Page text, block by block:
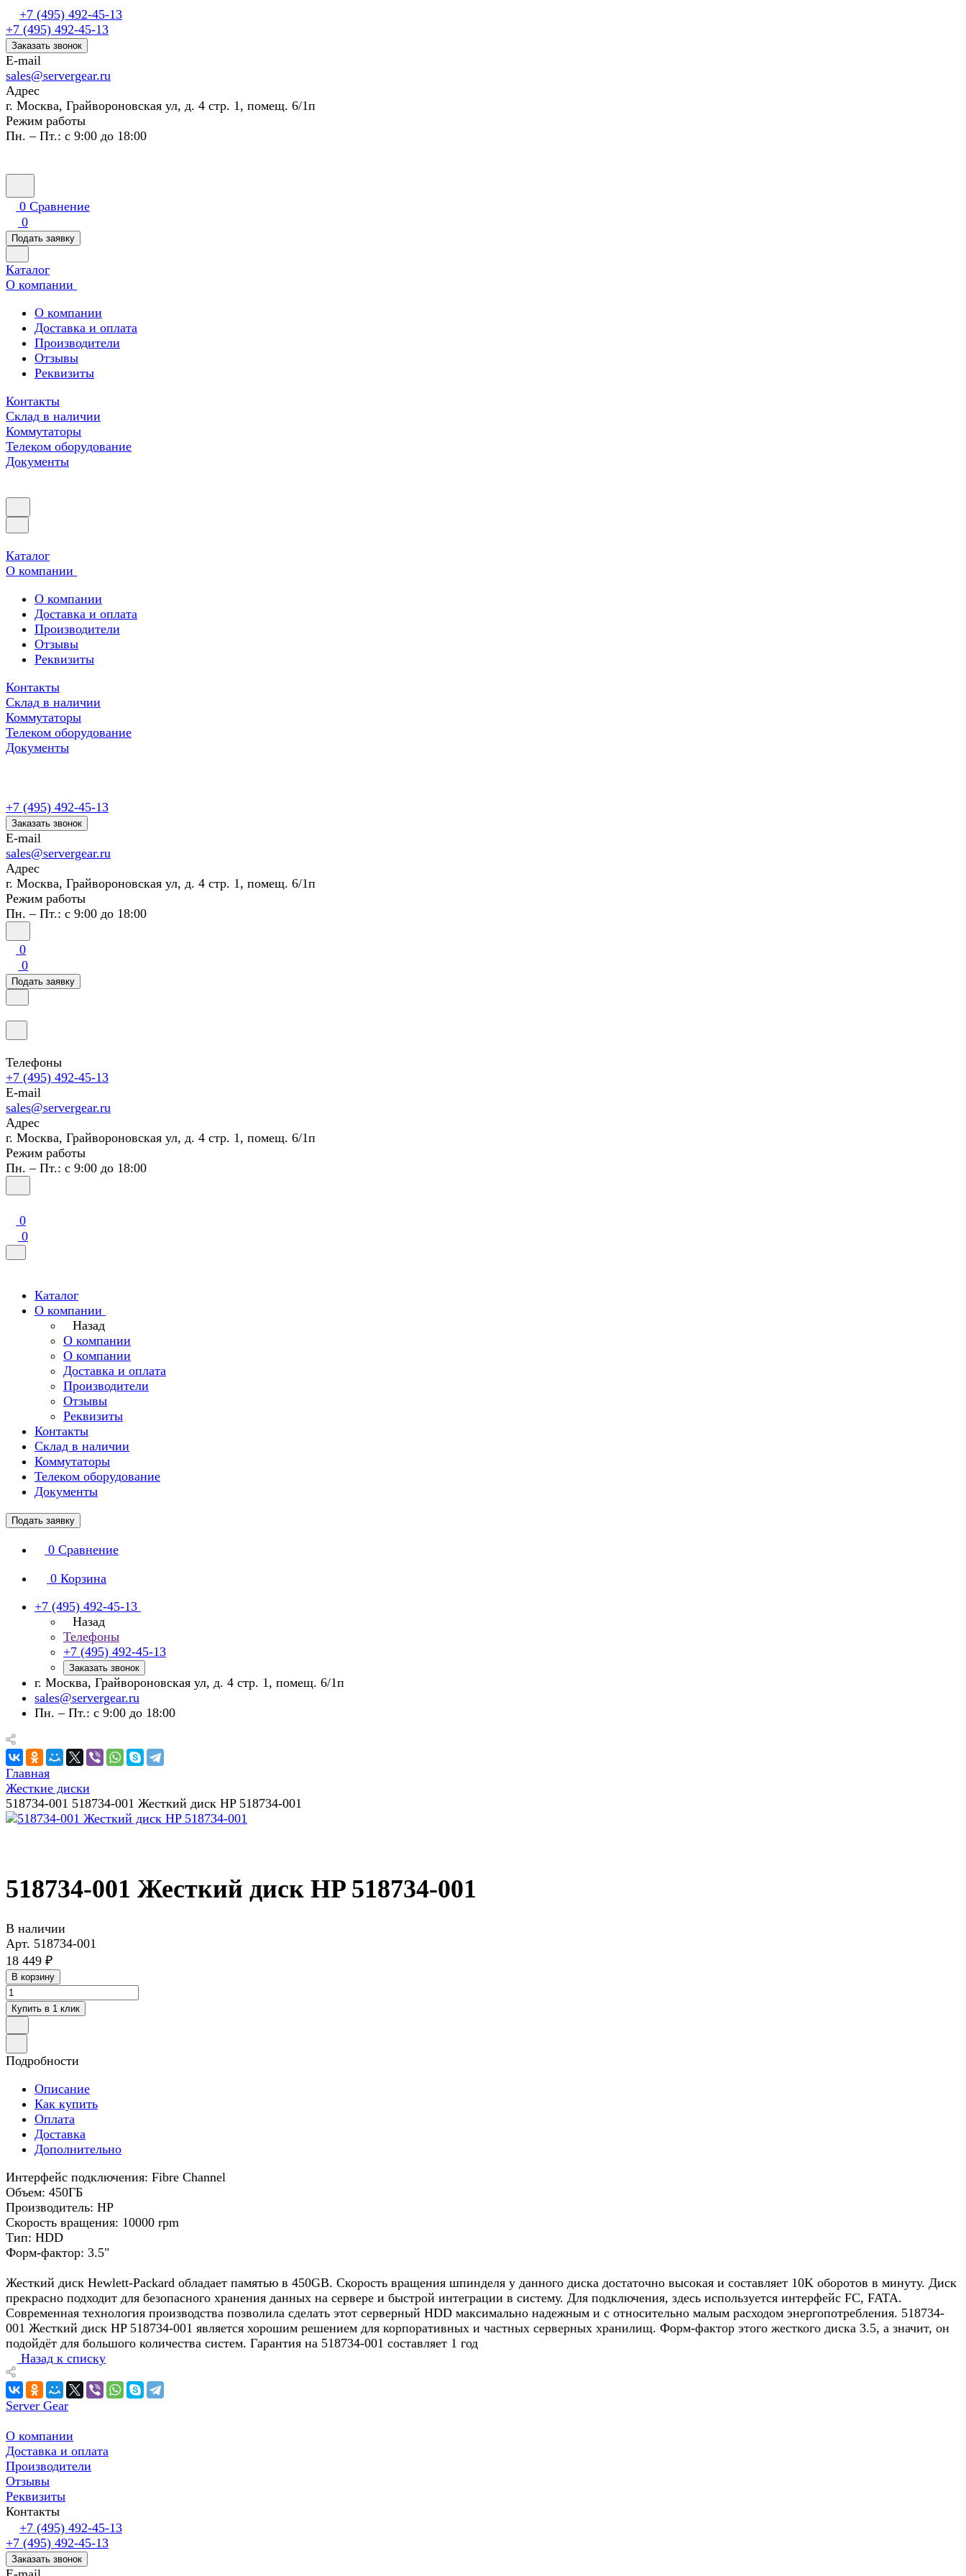
+7 (495) 492-45-13
+7 (495) 492-45-13
Заказать звонок
E-mail
sales@servergear.ru
Адрес
г. Москва, Грайвороновская ул, д. 4 стр. 1, помещ. 6/1п
Режим работы
Пн. – Пт.: с 9:00 до 18:00
0 Сравнение
0
Подать заявку
Каталог
О компании
О компании
Доставка и оплата
Производители
Отзывы
Реквизиты
Контакты
Склад в наличии
Коммутаторы
Телеком оборудование
Документы
Каталог
О компании
О компании
Доставка и оплата
Производители
Отзывы
Реквизиты
Контакты
Склад в наличии
Коммутаторы
Телеком оборудование
Документы
+7 (495) 492-45-13
Заказать звонок
E-mail
sales@servergear.ru
Адрес
г. Москва, Грайвороновская ул, д. 4 стр. 1, помещ. 6/1п
Режим работы
Пн. – Пт.: с 9:00 до 18:00
0
0
Подать заявку
Телефоны
+7 (495) 492-45-13
E-mail
sales@servergear.ru
Адрес
г. Москва, Грайвороновская ул, д. 4 стр. 1, помещ. 6/1п
Режим работы
Пн. – Пт.: с 9:00 до 18:00
0
0
Каталог
О компании
Назад
О компании
О компании
Доставка и оплата
Производители
Отзывы
Реквизиты
Контакты
Склад в наличии
Коммутаторы
Телеком оборудование
Документы
Подать заявку
0 Сравнение
0 Корзина
+7 (495) 492-45-13
Назад
Телефоны
+7 (495) 492-45-13
Заказать звонок
г. Москва, Грайвороновская ул, д. 4 стр. 1, помещ. 6/1п
sales@servergear.ru
Пн. – Пт.: с 9:00 до 18:00
Главная
Жесткие диски
518734-001 518734-001 Жесткий диск HP 518734-001
518734-001 Жесткий диск HP 518734-001
В наличии
Арт. 518734-001
18 449 ₽
В корзину
Купить в 1 клик
Подробности
Описание
Как купить
Оплата
Доставка
Дополнительно
Интерфейс подключения: Fibre Channel
Объем: 450ГБ
Производитель: HP
Скорость вращения: 10000 rpm
Тип: HDD
Форм-фактор: 3.5"
Жесткий диск Hewlett-Packard обладает памятью в 450GB. Скорость вращения шпинделя у данного диска достаточно высокая и составляет 10K оборотов в минуту. Диск
прекрасно подходит для безопасного хранения данных на сервере и быстрой интеграции в систему. Для подключения, здесь используется интерфейс FC, FATA.
Современная технология производства позволила сделать этот серверный HDD максимально надежным и с относительно малым расходом энергопотребления. 518734-
001 Жесткий диск HP 518734-001 является хорошим решением для корпоративных и частных серверных хранилищ. Форм-фактор этого жесткого диска 3.5, а значит, он
подойдёт для большого количества систем. Гарантия на 518734-001 составляет 1 год
Назад к списку
Server Gear
О компании
Доставка и оплата
Производители
Отзывы
Реквизиты
Контакты
+7 (495) 492-45-13
+7 (495) 492-45-13
Заказать звонок